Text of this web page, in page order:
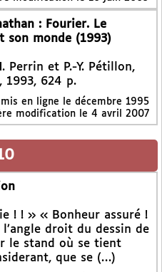
: Fourier. Le
son monde (1993)
Perrin et P.-Y. Pétillon,
1993, 624 p.
en ligne le décembre 1995
modification le 4 avril 2007
! ! » « Bonheur assuré !
l’angle droit du dessin de
le stand où se tient
que se (…)